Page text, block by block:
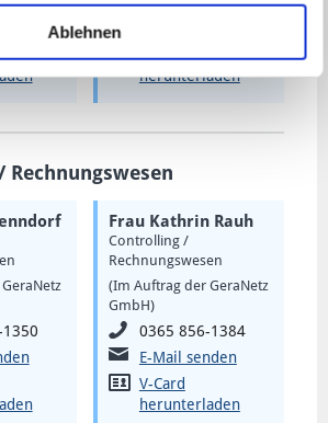
Ablehnen
V-Card
herunterladen
Frau Kathrin Rauh
Controlling /
Rechnungswesen
(Im Auftrag der GeraNetz
GmbH)
0365 856-1384
E-Mail senden
V-Card
herunterladen